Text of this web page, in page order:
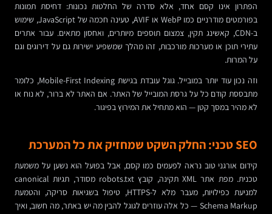
הפתרון אינו קסם אחד, אלא סדרה של החלטות נכונות: דחיסת תמונות
בפורמטים מודרניים כמו WebP או AVIF, טעינה חכמה של JavaScript, שימוש
ב-CDN, קאשינג תקין, צמצום תוספים מיותרים, ואחסון מתאים. עבור אתרים
עתירי תוכן או מערכות מורכבות, זהו מהלך שמשפיע ישירות גם על דירוגים וגם
על המרות.
וזה נכון עוד יותר במובייל. גוגל עובדת בגישת Mobile-First Indexing, כלומר
מתבססת קודם כל על גרסת המובייל של האתר. אם האתר לא ברור, לא נוח או
לא מהיר במסך קטן — הוא מתחיל את המירוץ בפיגור.
SEO טכני: החלק השקט שמחזיק את כל המערכת
קידום אורגני טוב נראה לפעמים כמו קסם, אבל בפועל הוא נשען על משמעת
טכנית. מפת אתר XML תקינה, קובץ robots.txt מסודר, תגיות canonical
למניעת כפילויות, מעבר מלא ל-HTTPS, טיפול בשגיאות סריקה, והטמעת
Schema Markup — כל אלה עוזרים לגוגל להבין מה יש באתר, מה חשוב, ואיך